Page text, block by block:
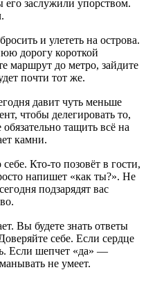
заслужили упорством.
и улететь на острова.
дорогу короткой
маршрут до метро, зайдите
почти тот же.
давит чуть меньше
чтобы делегировать то,
тащить всё на
камни.
Кто-то позовёт в гости,
напишет «как ты?». Не
подзарядят вас
Вы будете знать ответы
себе. Если сердце
Если шепчет «да» —
не умеет.